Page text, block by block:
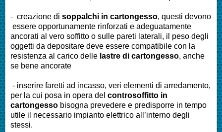
- creazione di soppalchi in cartongesso, questi devono
essere opportunamente rinforzati e adeguatamente
ancorati al vero soffitto o sulle pareti laterali, il peso degli
oggetti da depositare deve essere compatibile con la
resistenza al carico delle lastre di cartongesso, anche
se bene ancorate
- inserire faretti ad incasso, veri elementi di arredamento,
per la cui posa in opera del controsoffitto in
cartongesso bisogna prevedere e predisporre in tempo
utile il necessario impianto elettrico all’interno degli
stessi.